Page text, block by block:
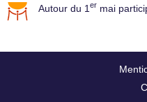
Autour du 1 er mai